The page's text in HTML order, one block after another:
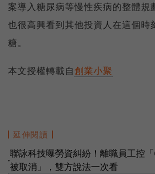
案導入糖尿病等慢性疾病的整體規
也很高興看到其他投資人在這個時
糖。
本文授權轉載自創業小聚
延伸閱讀
●
聯詠科技曝勞資糾紛！離職員工控
被取消」，雙方說法一次看